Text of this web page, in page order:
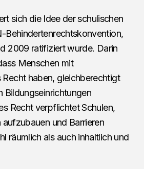
sich die Idee der schulischen
Behindertenrechtskonvention,
2009 ratifiziert wurde. Darin
Menschen mit
Recht haben, gleichberechtigt
Bildungseinrichtungen
Recht verpflichtet Schulen,
und Barrieren
räumlich als auch inhaltlich und